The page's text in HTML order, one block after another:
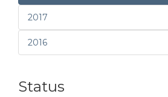
2017
2016
Status